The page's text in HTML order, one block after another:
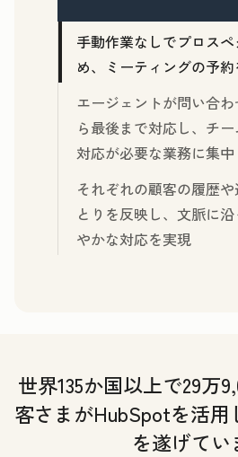
手動作業なしでプロス
め、ミーティングの予
エージェントが問い合
ら最後まで対応し、チ
対応が必要な業務に集中
それぞれの顧客の履歴や
とりを反映し、文脈に
やかな対応を実現
世界135か国以上で29万
客さまがHubSpotを活
を遂げてい